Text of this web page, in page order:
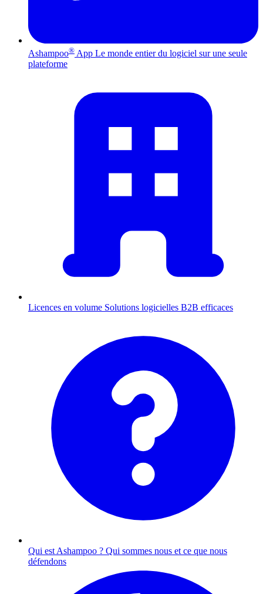
Ashampoo® App Le monde entier du logiciel sur une seule
plateforme
Licences en volume Solutions logicielles B2B efficaces
Qui est Ashampoo ? Qui sommes nous et ce que nous
défendons